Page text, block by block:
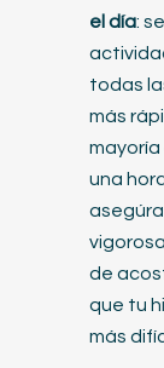
el día:
todas
más
mayoría
una
de
que tu
más